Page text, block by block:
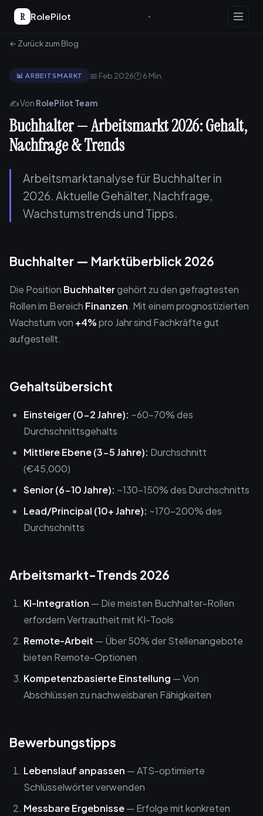
R RolePilot
← Zurück zum Blog
📊 ARBEITSMARKT 📅 Feb 2026🕐 6 Min.
✍️ Von RolePilot Team
Buchhalter — Arbeitsmarkt 2026: Gehalt,
Nachfrage & Trends
Arbeitsmarktanalyse für Buchhalter in
2026. Aktuelle Gehälter, Nachfrage,
Wachstumstrends und Tipps.
Buchhalter — Marktüberblick 2026
Die Position Buchhaltergehört zu den gefragtesten
Rollen im Bereich Finanzen. Mit einem prognostizierten
Wachstum von +4%pro Jahr sind Fachkräfte gut
aufgestellt.
Gehaltsübersicht
Einsteiger (0-2 Jahre): ~60-70% des
Durchschnittsgehalts
Mittlere Ebene (3-5 Jahre): Durchschnitt
(€45,000)
Senior (6-10 Jahre): ~130-150% des Durchschnitts
Lead/Principal (10+ Jahre): ~170-200% des
Durchschnitts
Arbeitsmarkt-Trends 2026
KI-Integration — Die meisten Buchhalter-Rollen
erfordern Vertrautheit mit KI-Tools
Remote-Arbeit — Über 50% der Stellenangebote
bieten Remote-Optionen
Kompetenzbasierte Einstellung — Von
Abschlüssen zu nachweisbaren Fähigkeiten
Bewerbungstipps
Lebenslauf anpassen — ATS-optimierte
Schlüsselwörter verwenden
Messbare Ergebnisse— Erfolge mit konkreten